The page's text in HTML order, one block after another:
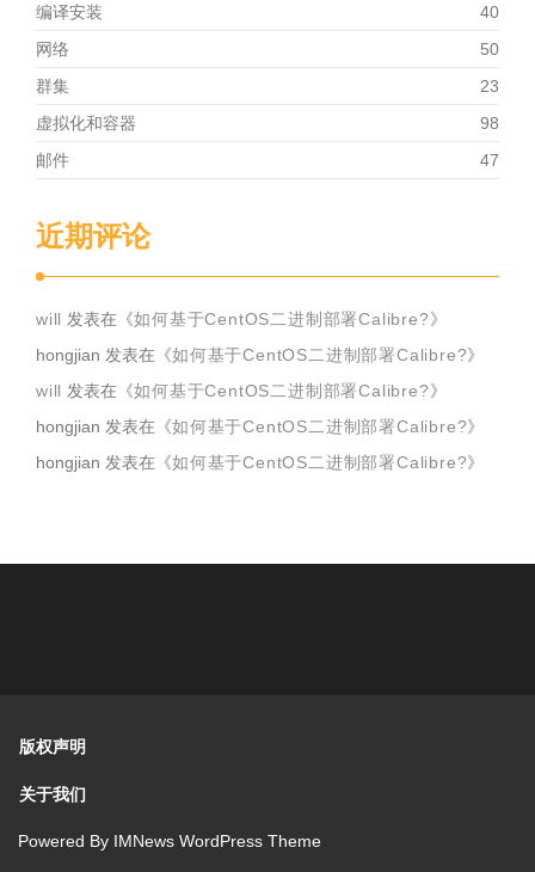
编译安装
40
网络
50
群集
23
虚拟化和容器
98
邮件
47
近期评论
will 发表在《如何基于CentOS二进制部署Calibre?》
hongjian 发表在《如何基于CentOS二进制部署Calibre?》
will 发表在《如何基于CentOS二进制部署Calibre?》
hongjian 发表在《如何基于CentOS二进制部署Calibre?》
hongjian 发表在《如何基于CentOS二进制部署Calibre?》
版权声明
关于我们
Powered By IMNews WordPress Theme